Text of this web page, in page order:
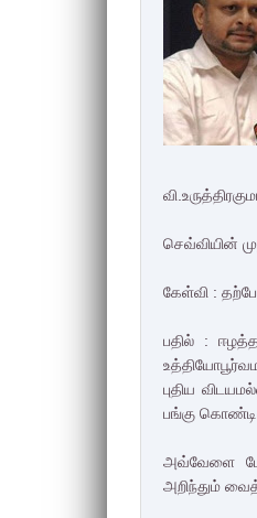
செவ்வியின்
கேள்வி :
பதில் :
புதிய
பங்கு
அவ்வேளை
அறிந்தும்